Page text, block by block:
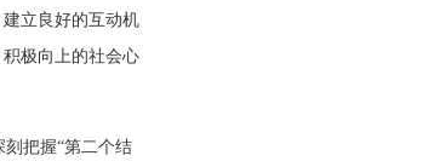
立良好的互动机
极向上的社会心
把握“第二个结